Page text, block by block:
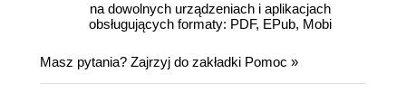
na dowolnych urządzeniach i aplikacjach
obsługujących formaty: PDF, EPub, Mobi
Masz pytania? Zajrzyj do zakładki Pomoc »